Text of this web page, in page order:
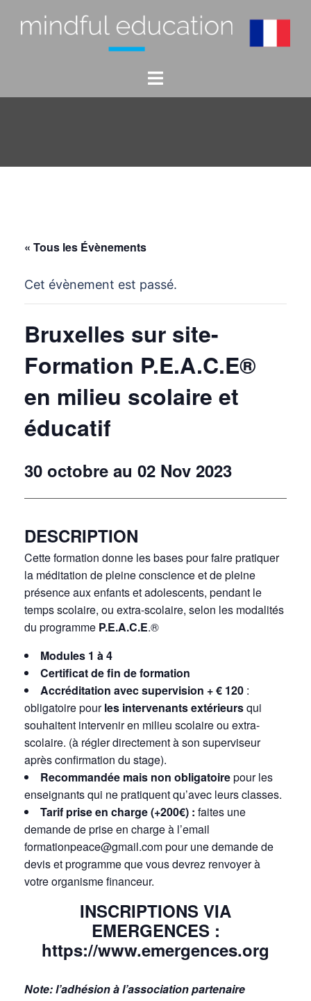
Ouvrir/fermer
le
« Tous les Évènements
Cet évènement est passé.
Bruxelles sur site-
Formation P.E.A.C.E®
en milieu scolaire et
éducatif
30 octobre au 02 Nov 2023
DESCRIPTION
Cette formation donne les bases pour faire pratiquer
la méditation de pleine conscience et de pleine
présence aux enfants et adolescents, pendant le
temps scolaire, ou extra-scolaire, selon les modalités
du programme P.E.A.C.E.®
Modules 1 à 4
Certificat de fin de formation
Accréditation avec supervision + € 120 :
obligatoire pourles intervenants extérieursqui
souhaitent intervenir en milieu scolaire ou extra-
scolaire. (à régler directement à son superviseur
après confirmation du stage).
Recommandée mais non obligatoirepour les
enseignants qui ne pratiquent qu’avec leurs classes.
Tarif prise en charge (+200€) : faites une
demande de prise en charge à l’email
formationpeace@gmail.com pour une demande de
devis et programme que vous devrez renvoyer à
votre organisme financeur.
INSCRIPTIONS VIA
EMERGENCES :
https://www.emergences.org
Note:l’adhésion à l’association partenaire